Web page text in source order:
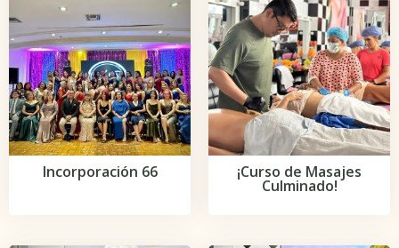
Incorporación 66 ¡Curso de Masajes
Culminado!